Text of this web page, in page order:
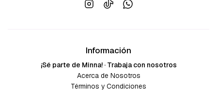
Información
¡Sé parte de Minna! · Trabaja con nosotros
Acerca de Nosotros
Términos y Condiciones